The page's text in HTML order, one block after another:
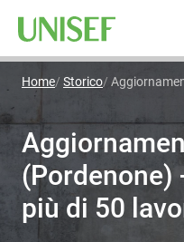
Home Storico
(Pordenone)
più di 50